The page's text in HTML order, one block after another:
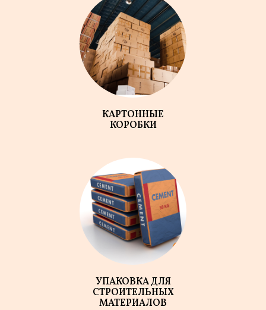
КАРТОННЫЕ
КОРОБКИ
УПАКОВКА ДЛЯ
СТРОИТЕЛЬНЫХ
МАТЕРИАЛОВ